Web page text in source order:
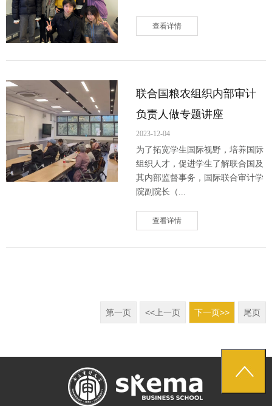
查看详情
联合国粮农组织内部审计
负责人做专题讲座
2023-12-04
为了拓宽学生国际视野，培养国际
组织人才，促进学生了解联合国及
其内部监督事务，国际联合审计学
院副院长（...
查看详情
第一页 <<上一页 下一页>> 尾页